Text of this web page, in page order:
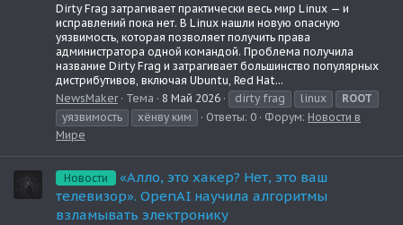
Dirty Frag затрагивает практически весь мир Linux — и
исправлений пока нет. В Linux нашли новую опасную
уязвимость, которая позволяет получить права
администратора одной командой. Проблема получила
название Dirty Frag и затрагивает большинство популярных
дистрибутивов, включая Ubuntu, Red Hat...
NewsMaker
Тема 8 Май 2026 dirty frag linux
ROOT
уязвимость
хёнву ким Ответы: 0 Форум: Новости в
Мире
Новости
«Алло, это хакер? Нет, это ваш
телевизор». OpenAI научила алгоритмы
взламывать электронику